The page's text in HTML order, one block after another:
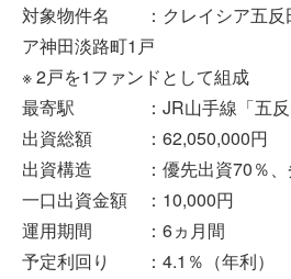
対象物件名 ：クレイシア五反
ア神田淡路町1戸
※ 2戸を1ファンドとして組成
最寄駅 ：JR山手線「五反
出資総額 ：62,050,000円
出資構造 ：優先出資70％、
一口出資金額 ：10,000円
運用期間 ：6ヵ月間
予定利回り ：4.1％（年利）